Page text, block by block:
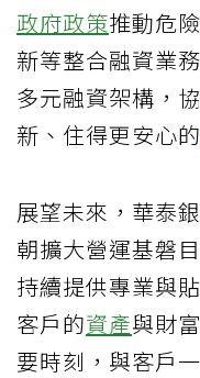
政府政策推動危
新等整合融資業
多元融資架構，
新、住得更安心的
展望未來，華泰
朝擴大營運基磐
持續提供專業與
客戶的資產與財
要時刻，與客戶